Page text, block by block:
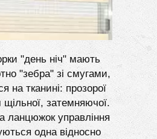
"день ніч" мають
"зебра" зі смугами,
на тканині: прозорої
щільної, затемняючої.
ланцюжок управління
одна відносно